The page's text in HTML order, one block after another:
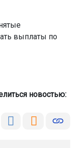
выплаты по
новостью: